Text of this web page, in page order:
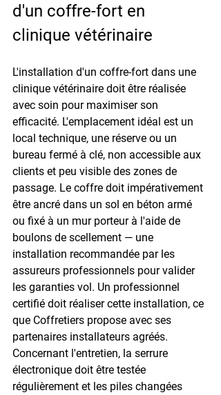
d'un coffre-fort en
clinique vétérinaire
L'installation d'un coffre-fort dans une
clinique vétérinaire doit être réalisée
avec soin pour maximiser son
efficacité. L'emplacement idéal est un
local technique, une réserve ou un
bureau fermé à clé, non accessible aux
clients et peu visible des zones de
passage. Le coffre doit impérativement
être ancré dans un sol en béton armé
ou fixé à un mur porteur à l'aide de
boulons de scellement — une
installation recommandée par les
assureurs professionnels pour valider
les garanties vol. Un professionnel
certifié doit réaliser cette installation, ce
que Coffretiers propose avec ses
partenaires installateurs agréés.
Concernant l'entretien, la serrure
électronique doit être testée
régulièrement et les piles changées